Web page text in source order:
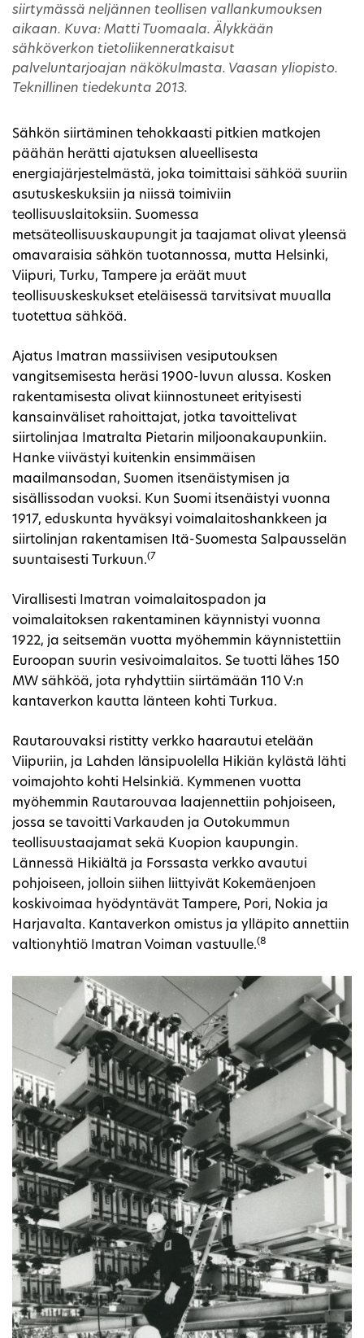
siirtymässä neljännen teollisen vallankumouksen
aikaan. Kuva: Matti Tuomaala. Älykkään
sähköverkon tietoliikenneratkaisut
palveluntarjoajan näkökulmasta. Vaasan yliopisto.
Teknillinen tiedekunta 2013.
Sähkön siirtäminen tehokkaasti pitkien matkojen
päähän herätti ajatuksen alueellisesta
energiajärjestelmästä, joka toimittaisi sähköä suuriin
asutuskeskuksiin ja niissä toimiviin
teollisuuslaitoksiin. Suomessa
metsäteollisuuskaupungit ja taajamat olivat yleensä
omavaraisia sähkön tuotannossa, mutta Helsinki,
Viipuri, Turku, Tampere ja eräät muut
teollisuuskeskukset eteläisessä tarvitsivat muualla
tuotettua sähköä.
Ajatus Imatran massiivisen vesiputouksen
vangitsemisesta heräsi 1900-luvun alussa. Kosken
rakentamisesta olivat kiinnostuneet erityisesti
kansainväliset rahoittajat, jotka tavoittelivat
siirtolinjaa Imatralta Pietarin miljoonakaupunkiin.
Hanke viivästyi kuitenkin ensimmäisen
maailmansodan, Suomen itsenäistymisen ja
sisällissodan vuoksi. Kun Suomi itsenäistyi vuonna
1917, eduskunta hyväksyi voimalaitoshankkeen ja
siirtolinjan rakentamisen Itä-Suomesta Salpausselän
suuntaisesti Turkuun.(7
Virallisesti Imatran voimalaitospadon ja
voimalaitoksen rakentaminen käynnistyi vuonna
1922, ja seitsemän vuotta myöhemmin käynnistettiin
Euroopan suurin vesivoimalaitos. Se tuotti lähes 150
MW sähköä, jota ryhdyttiin siirtämään 110 V:n
kantaverkon kautta länteen kohti Turkua.
Rautarouvaksi ristitty verkko haarautui etelään
Viipuriin, ja Lahden länsipuolella Hikiän kylästä lähti
voimajohto kohti Helsinkiä. Kymmenen vuotta
myöhemmin Rautarouvaa laajennettiin pohjoiseen,
jossa se tavoitti Varkauden ja Outokummun
teollisuustaajamat sekä Kuopion kaupungin.
Lännessä Hikiältä ja Forssasta verkko avautui
pohjoiseen, jolloin siihen liittyivät Kokemäenjoen
koskivoimaa hyödyntävät Tampere, Pori, Nokia ja
Harjavalta. Kantaverkon omistus ja ylläpito annettiin
valtionyhtiö Imatran Voiman vastuulle.(8